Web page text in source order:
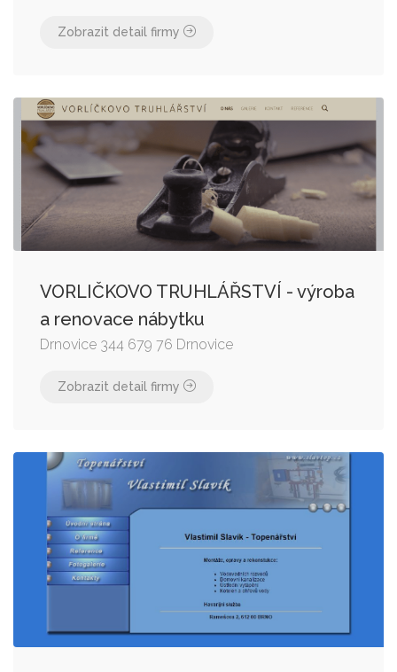
Zobrazit detail firmy
VORLIČKOVO TRUHLÁŘSTVÍ - výroba
a renovace nábytku
Drnovice 344 679 76 Drnovice
Zobrazit detail firmy